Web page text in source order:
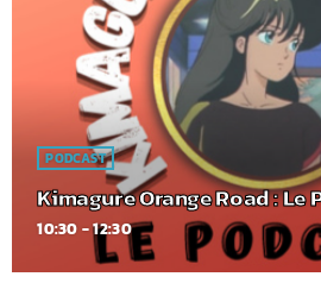
PODCAST
Kimagure Orange Road : Le
10:30 - 12:30